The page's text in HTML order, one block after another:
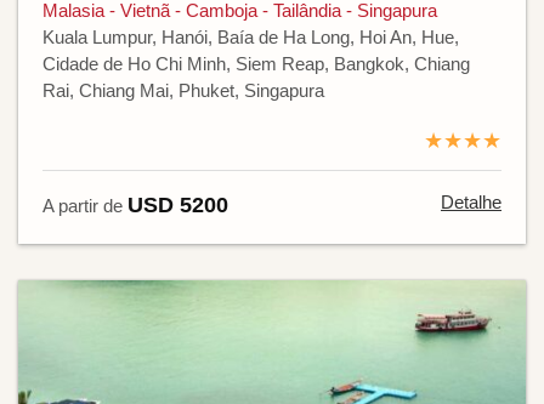
Malasia - Vietnã - Camboja - Tailândia - Singapura
Kuala Lumpur, Hanói, Baía de Ha Long, Hoi An, Hue,
Cidade de Ho Chi Minh, Siem Reap, Bangkok, Chiang
Rai, Chiang Mai, Phuket, Singapura
★★★★
A partir de USD 5200 Detalhe